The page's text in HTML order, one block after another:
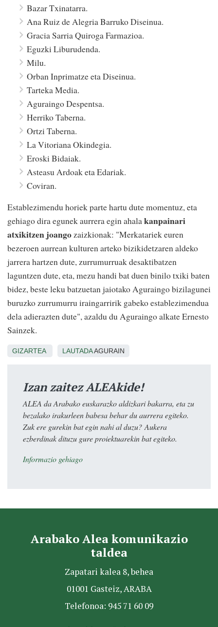
Bazar Txinatarra.
Ana Ruiz de Alegria Barruko Diseinua.
Gracia Sarria Quiroga Farmazioa.
Eguzki Liburudenda.
Milu.
Orban Inprimatze eta Diseinua.
Tarteka Media.
Aguraingo Despentsa.
Herriko Taberna.
Ortzi Taberna.
La Vitoriana Okindegia.
Eroski Bidaiak.
Asteasu Ardoak eta Edariak.
Coviran.
Establezimendu horiek parte hartu dute momentuz, eta
gehiago dira egunek aurrera egin ahalakanpainari
atxikitzen joango zaizkionak: "Merkatariek euren
bezeroen aurrean kulturen arteko bizikidetzaren aldeko
jarrera hartzen dute, zurrumurruak desaktibatzen
laguntzen dute, eta, mezu handi bat duen binilo txiki baten
bidez, beste leku batzuetan jaiotako Aguraingo bizilagunei
buruzko zurrumurru iraingarririk gabeko establezimendua
dela adierazten dute", azaldu du Aguraingo alkate Ernesto
Sainzek.
GIZARTEA LAUTADAAGURAIN
Izan zaitez ALEAkide!
ALEA da Arabako euskarazko aldizkari bakarra, eta zu
bezalako irakurleen babesa behar du aurrera egiteko.
Zuk ere gurekin bat egin nahi al duzu? Aukera
ezberdinak dituzu gure proiektuarekin bat egiteko.
Informazio gehiago
Arabako Alea komunikazio
taldea
Zapatari kalea 8, behea
01001 Gasteiz, ARABA
Telefonoa: 945 71 60 09